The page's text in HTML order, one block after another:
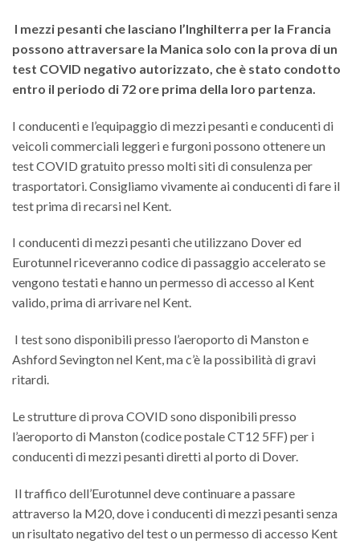
I mezzi pesanti che lasciano l’Inghilterra per la Francia
possono attraversare la Manica solo con la prova di un
test COVID negativo autorizzato, che è stato condotto
entro il periodo di 72 ore prima della loro partenza.
I conducenti e l’equipaggio di mezzi pesanti e conducenti di
veicoli commerciali leggeri e furgoni possono ottenere un
test COVID gratuito presso molti siti di consulenza per
trasportatori. Consigliamo vivamente ai conducenti di fare il
test prima di recarsi nel Kent.
I conducenti di mezzi pesanti che utilizzano Dover ed
Eurotunnel riceveranno codice di passaggio accelerato se
vengono testati e hanno un permesso di accesso al Kent
valido, prima di arrivare nel Kent.
I test sono disponibili presso l’aeroporto di Manston e
Ashford Sevington nel Kent, ma c’è la possibilità di gravi
ritardi.
Le strutture di prova COVID sono disponibili presso
l’aeroporto di Manston (codice postale CT12 5FF) per i
conducenti di mezzi pesanti diretti al porto di Dover.
Il traffico dell’Eurotunnel deve continuare a passare
attraverso la M20, dove i conducenti di mezzi pesanti senza
un risultato negativo del test o un permesso di accesso Kent